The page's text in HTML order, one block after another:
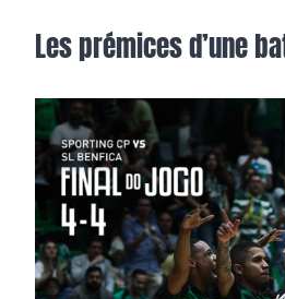
Les prémices d’une